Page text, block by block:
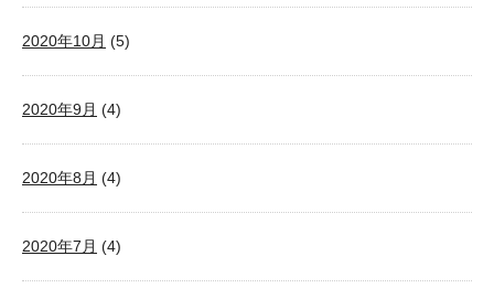
2020年10月 (5)
2020年9月 (4)
2020年8月 (4)
2020年7月 (4)